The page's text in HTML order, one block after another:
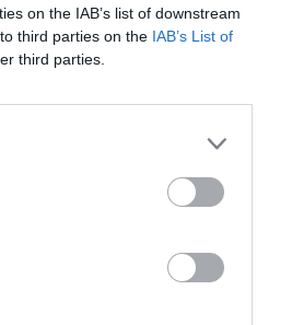
on the IAB’s list of downstream
third parties on the IAB’s List of
third parties.
melynek
zajló